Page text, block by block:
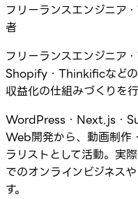
フリーランスエンジニア
者
フリーランスエンジニア
Shopify・Thinkificなど
収益化の仕組みづくりを行
WordPress・Next.js・
Web開発から、動画制作
ラリストとして活動。実
でのオンラインビジネス
す。